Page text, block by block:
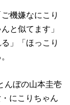
機嫌なにこり
と似てます」
」「ほっこり
んぼの山本圭壱
にこりちゃん